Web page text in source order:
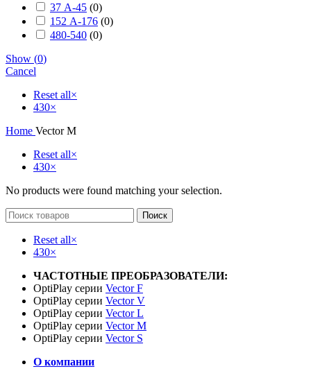
37 А-45 (0)
152 А-176 (0)
480-540 (0)
Show (0)
Cancel
Reset all×
430×
Home Vector M
Reset all×
430×
No products were found matching your selection.
Поиск
Reset all×
430×
ЧАСТОТНЫЕ ПРЕОБРАЗОВАТЕЛИ:
OptiPlay серии Vector F
OptiPlay серии Vector V
OptiPlay серии Vector L
OptiPlay серии Vector M
OptiPlay серии Vector S
О компании